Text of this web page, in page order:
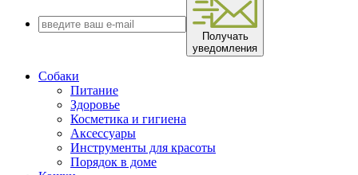
Получать
уведомления
Собаки
Питание
Здоровье
Косметика и гигиена
Аксессуары
Инструменты для красоты
Порядок в доме